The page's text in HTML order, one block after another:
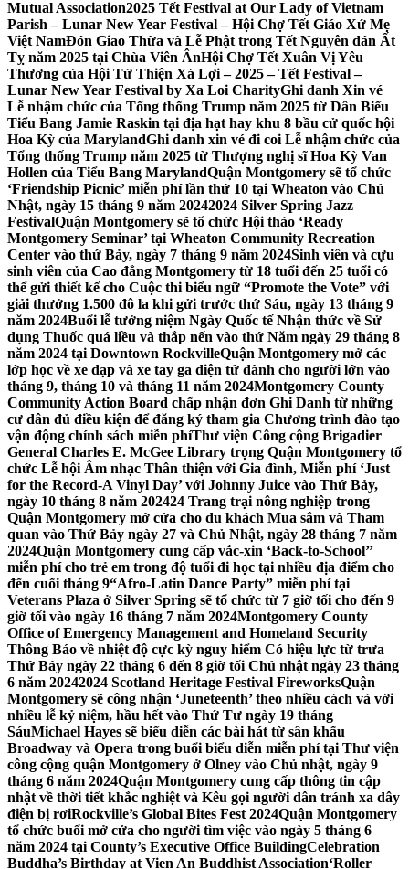
Mutual Association2025 Tết Festival at Our Lady of Vietnam
Parish – Lunar New Year Festival – Hội Chợ Tết Giáo Xứ Mẹ
Việt NamĐón Giao Thừa và Lễ Phật trong Tết Nguyên đán Ất
Tỵ năm 2025 tại Chùa Viên ÂnHội Chợ Tết Xuân Vị Yêu
Thương của Hội Từ Thiện Xá Lợi – 2025 – Tết Festival –
Lunar New Year Festival by Xa Loi CharityGhi danh Xin vé
Lễ nhậm chức của Tổng thống Trump năm 2025 từ Dân Biểu
Tiểu Bang Jamie Raskin tại địa hạt hay khu 8 bầu cử quốc hội
Hoa Kỳ của MarylandGhi danh xin vé đi coi Lễ nhậm chức của
Tổng thống Trump năm 2025 từ Thượng nghị sĩ Hoa Kỳ Van
Hollen của Tiểu Bang MarylandQuận Montgomery sẽ tổ chức
‘Friendship Picnic’ miễn phí lần thứ 10 tại Wheaton vào Chủ
Nhật, ngày 15 tháng 9 năm 20242024 Silver Spring Jazz
FestivalQuận Montgomery sẽ tổ chức Hội thảo ‘Ready
Montgomery Seminar’ tại Wheaton Community Recreation
Center vào thứ Bảy, ngày 7 tháng 9 năm 2024Sinh viên và cựu
sinh viên của Cao đẳng Montgomery từ 18 tuổi đến 25 tuổi có
thể gửi thiết kế cho Cuộc thi biểu ngữ “Promote the Vote” với
giải thưởng 1.500 đô la khi gửi trước thứ Sáu, ngày 13 tháng 9
năm 2024Buổi lễ tưởng niệm Ngày Quốc tế Nhận thức về Sử
dụng Thuốc quá liều và thắp nến vào thứ Năm ngày 29 tháng 8
năm 2024 tại Downtown RockvilleQuận Montgomery mở các
lớp học về xe đạp và xe tay ga điện tử dành cho người lớn vào
tháng 9, tháng 10 và tháng 11 năm 2024Montgomery County
Community Action Board chấp nhận đơn Ghi Danh từ những
cư dân đủ điều kiện để đăng ký tham gia Chương trình đào tạo
vận động chính sách miễn phíThư viện Công cộng Brigadier
General Charles E. McGee Library trọng Quận Montgomery tổ
chức Lễ hội Âm nhạc Thân thiện với Gia đình, Miễn phí ‘Just
for the Record-A Vinyl Day’ với Johnny Juice vào Thứ Bảy,
ngày 10 tháng 8 năm 202424 Trang trại nông nghiệp trong
Quận Montgomery mở cửa cho du khách Mua sắm và Tham
quan vào Thứ Bảy ngày 27 và Chủ Nhật, ngày 28 tháng 7 năm
2024Quận Montgomery cung cấp vắc-xin ‘Back-to-School’’
miễn phí cho trẻ em trong độ tuổi đi học tại nhiều địa điểm cho
đến cuối tháng 9“Afro-Latin Dance Party” miễn phí tại
Veterans Plaza ở Silver Spring sẽ tổ chức từ 7 giờ tối cho đến 9
giờ tối vào ngày 16 tháng 7 năm 2024Montgomery County
Office of Emergency Management and Homeland Security
Thông Báo về nhiệt độ cực kỳ nguy hiểm Có hiệu lực từ trưa
Thứ Bảy ngày 22 tháng 6 đến 8 giờ tối Chủ nhật ngày 23 tháng
6 năm 20242024 Scotland Heritage Festival FireworksQuận
Montgomery sẽ công nhận ‘Juneteenth’ theo nhiều cách và với
nhiều lễ kỷ niệm, hầu hết vào Thứ Tư ngày 19 tháng
SáuMichael Hayes sẽ biểu diễn các bài hát từ sân khấu
Broadway và Opera trong buổi biểu diễn miễn phí tại Thư viện
công cộng quận Montgomery ở Olney vào Chủ nhật, ngày 9
tháng 6 năm 2024Quận Montgomery cung cấp thông tin cập
nhật về thời tiết khắc nghiệt và Kêu gọi người dân tránh xa dây
điện bị rơiRockville’s Global Bites Fest 2024Quận Montgomery
tổ chức buổi mở cửa cho người tìm việc vào ngày 5 tháng 6
năm 2024 tại County’s Executive Office BuildingCelebration
Buddha’s Birthday at Vien An Buddhist Association‘Roller